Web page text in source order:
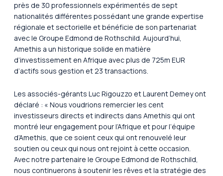
près de 30 professionnels expérimentés de sept
nationalités différentes possédant une grande expertise
régionale et sectorielle et bénéficie de son partenariat
avec le Groupe Edmond de Rothschild. Aujourd’hui,
Amethis a un historique solide en matière
d’investissement en Afrique avec plus de 725m EUR
d’actifs sous gestion et 23 transactions.
Les associés-gérants Luc Rigouzzo et Laurent Demey ont
déclaré : « Nous voudrions remercier les cent
investisseurs directs et indirects dans Amethis qui ont
montré leur engagement pour l’Afrique et pour l’équipe
d’Amethis, que ce soient ceux qui ont renouvelé leur
soutien ou ceux qui nous ont rejoint à cette occasion.
Avec notre partenaire le Groupe Edmond de Rothschild,
nous continuerons à soutenir les rêves et la stratégie des